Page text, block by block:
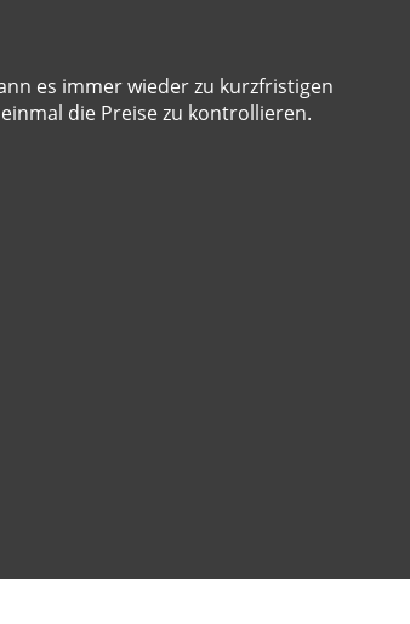
es immer wieder zu kurzfristigen
die Preise zu kontrollieren.